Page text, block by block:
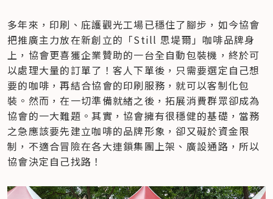
多年來，印刷、庇護觀光工場已穩住了腳步，如今協會
把推廣主力放在新創立的「Still 思堤爾」咖啡品牌身
上，協會更喜獲企業贊助的一台全自動包裝機，終於可
以處理大量的訂單了！客人下單後，只需要選定自己想
要的咖啡，再結合協會的印刷服務，就可以客制化包
裝。然而，在一切準備就緒之後，拓展消費群眾卻成為
協會的一大難題。其實，協會擁有很穩健的基礎，當務
之急應該要先建立咖啡的品牌形象，卻又礙於資金限
制，不適合冒險在各大連鎖集團上架、廣設通路，所以
協會決定自己找路！